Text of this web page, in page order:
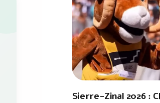
Sierre-Zinal 2026 :